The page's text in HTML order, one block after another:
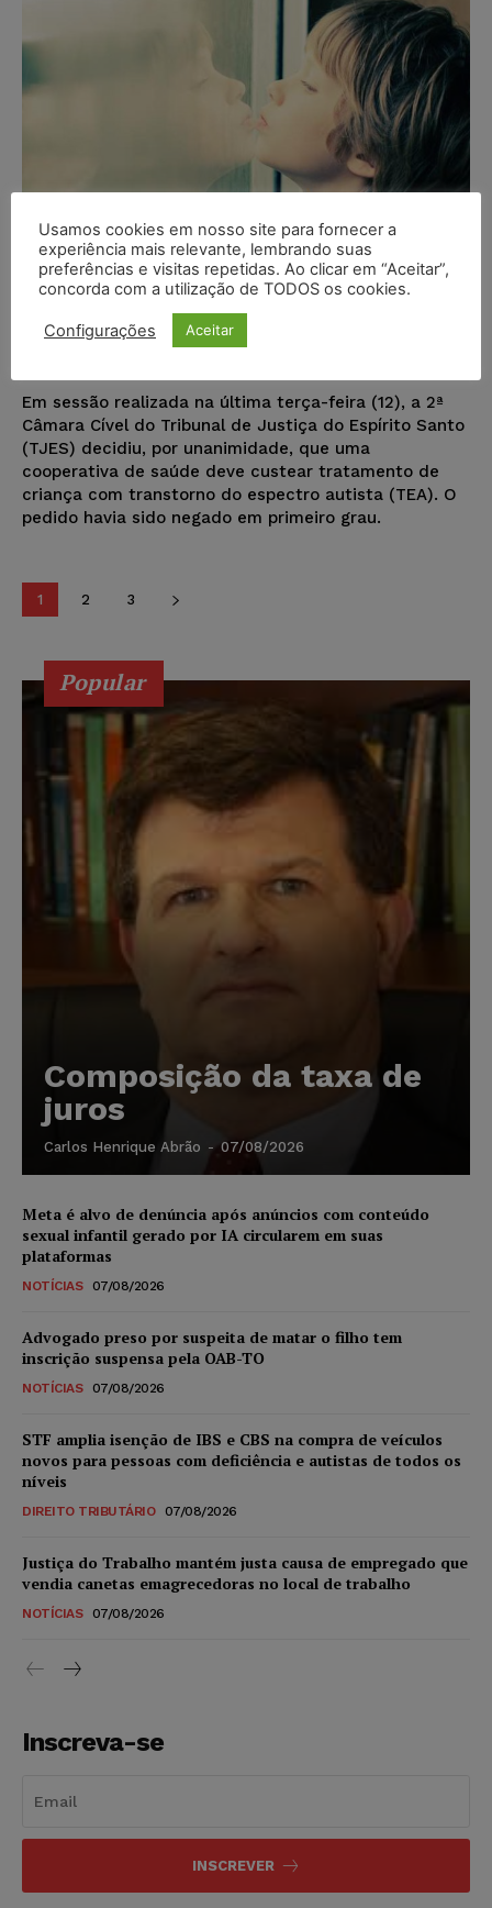
Cooperativa de saúde deve custear
tratamento de criança com TEA
Em sessão realizada na última terça-feira (12), a 2ª
Câmara Cível do Tribunal de Justiça do Espírito Santo
(TJES) decidiu, por unanimidade, que uma
cooperativa de saúde deve custear tratamento de
criança com transtorno do espectro autista (TEA). O
pedido havia sido negado em primeiro grau.
1 2 3
Popular
Composição da taxa de
juros
Carlos Henrique Abrão - 07/08/2026
Meta é alvo de denúncia após anúncios com conteúdo
sexual infantil gerado por IA circularem em suas
plataformas
NOTÍCIAS 07/08/2026
Advogado preso por suspeita de matar o filho tem
inscrição suspensa pela OAB-TO
NOTÍCIAS 07/08/2026
STF amplia isenção de IBS e CBS na compra de veículos
novos para pessoas com deficiência e autistas de todos os
níveis
DIREITO TRIBUTÁRIO 07/08/2026
Justiça do Trabalho mantém justa causa de empregado que
vendia canetas emagrecedoras no local de trabalho
NOTÍCIAS 07/08/2026
Inscreva-se
INSCREVER
Usamos cookies em nosso site para fornecer a
experiência mais relevante, lembrando suas
preferências e visitas repetidas. Ao clicar em “Aceitar”,
concorda com a utilização de TODOS os cookies.
Configurações Aceitar